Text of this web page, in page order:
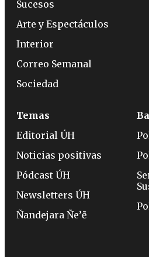
Sucesos
Arte y Espectáculos
Interior
Correo Semanal
Sociedad
Temas
Editorial ÚH
Noticias positivas
Pódcast ÚH
Newsletters ÚH
Ñandejara Ñe’ẽ